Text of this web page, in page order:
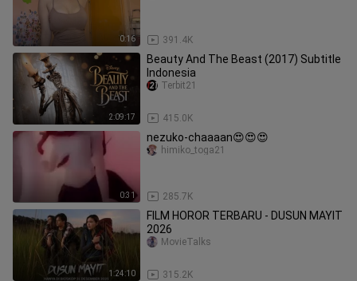
0:16 391.4K
2:09:17
Beauty And The Beast (2017) Subtitle
Indonesia
415.0K
Terbit21
0:31
nezuko-chaaaan😍😍😍
285.7K
himiko_toga21
1:24:10
FILM HOROR TERBARU - DUSUN MAYIT
2026
315.2K
MovieTalks